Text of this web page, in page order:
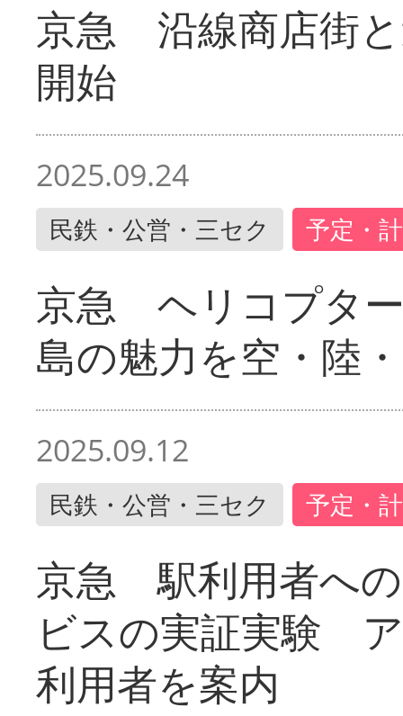
京急 沿線商店街
開始
2025.09.24
民鉄・公営・三セク 予定・
京急 ヘリコプタ
島の魅力を空・陸
2025.09.12
民鉄・公営・三セク 予定・
京急 駅利用者へ
ビスの実証実験
利用者を案内